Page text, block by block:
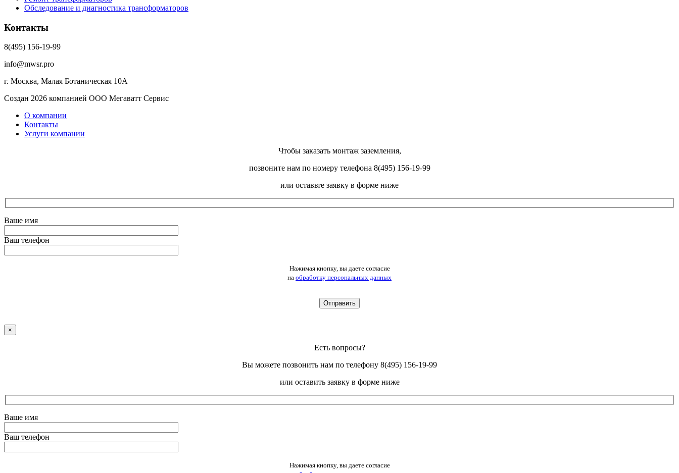
Обследование и диагностика трансформаторов
Контакты
8(495) 156-19-99
info@mwsr.pro
г. Москва, Малая Ботаническая 10А
Создан 2026 компанией ООО Мегаватт Сервис
О компании
Контакты
Услуги компании
Чтобы заказать монтаж заземления,
позвоните нам по номеру телефона 8(495) 156-19-99
или оставьте заявку в форме ниже
Ваше имя
Ваш телефон
Нажимая кнопку, вы даете согласие
на обработку персональных данных
×
Есть вопросы?
Вы можете позвонить нам по телефону 8(495) 156-19-99
или оставить заявку в форме ниже
Ваше имя
Ваш телефон
Нажимая кнопку, вы даете согласие